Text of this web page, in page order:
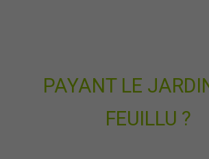
PAYANT LE
FEUILLU ?